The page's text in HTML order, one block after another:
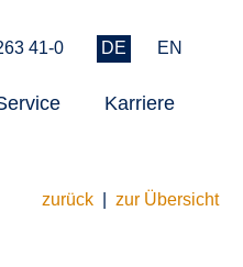
41-0 DE EN
Karriere
zurück| zur Übersicht